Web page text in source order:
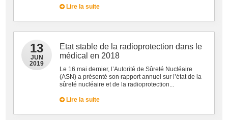
Lire la suite
13
JUN
2019
Etat stable de la radioprotection dans le
médical en 2018
Le 16 mai dernier, l’Autorité de Sûreté Nucléaire
(ASN) a présenté son rapport annuel sur l’état de la
sûreté nucléaire et de la radioprotection...
Lire la suite